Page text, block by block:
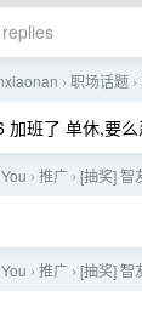
› 职场话题 ›
班了 单休,要么
› 推广 › [抽奖] 智
› 推广 › [抽奖] 智